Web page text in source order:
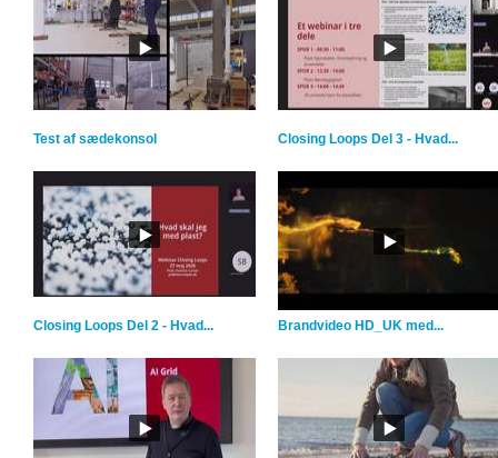
Test af sædekonsol Closing Loops Del 3 - Hvad...
Closing Loops Del 2 - Hvad... Brandvideo HD_UK med...